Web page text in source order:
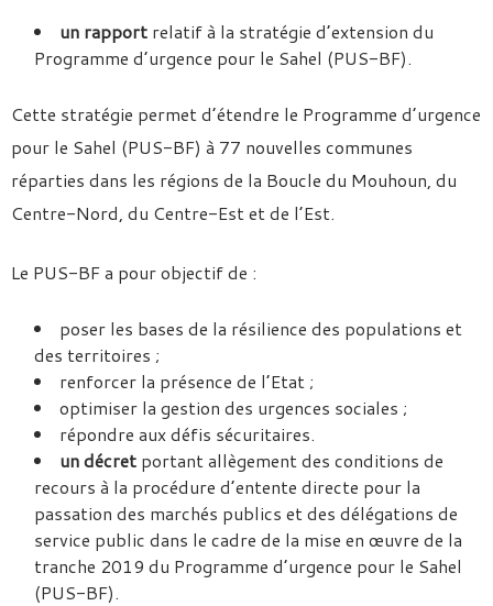
un rapport relatif à la stratégie d’extension du
Programme d’urgence pour le Sahel (PUS-BF).
Cette stratégie permet d’étendre le Programme d’urgence
pour le Sahel (PUS-BF) à 77 nouvelles communes
réparties dans les régions de la Boucle du Mouhoun, du
Centre-Nord, du Centre-Est et de l’Est.
Le PUS-BF a pour objectif de :
poser les bases de la résilience des populations et
des territoires ;
renforcer la présence de l’Etat ;
optimiser la gestion des urgences sociales ;
répondre aux défis sécuritaires.
un décret portant allègement des conditions de
recours à la procédure d’entente directe pour la
passation des marchés publics et des délégations de
service public dans le cadre de la mise en œuvre de la
tranche 2019 du Programme d’urgence pour le Sahel
(PUS-BF).